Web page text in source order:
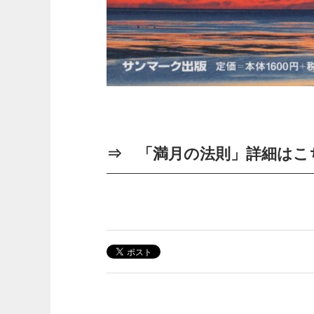
⇒ 「満月の法則」詳細は